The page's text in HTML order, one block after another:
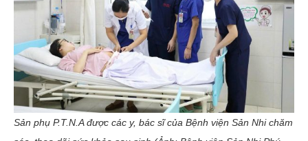
Sản phụ P.T.N.A được các y, bác sĩ của Bệnh viện Sản Nhi chăm